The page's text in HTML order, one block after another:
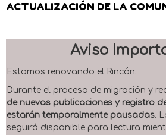
ACTUALIZACIÓN DE LA
Aviso
Estamos renovando el Rincón.
Durante el proceso de migración y
de nuevas publicaciones y registro
estarán temporalmente pausadas.
seguirá disponible para lectura